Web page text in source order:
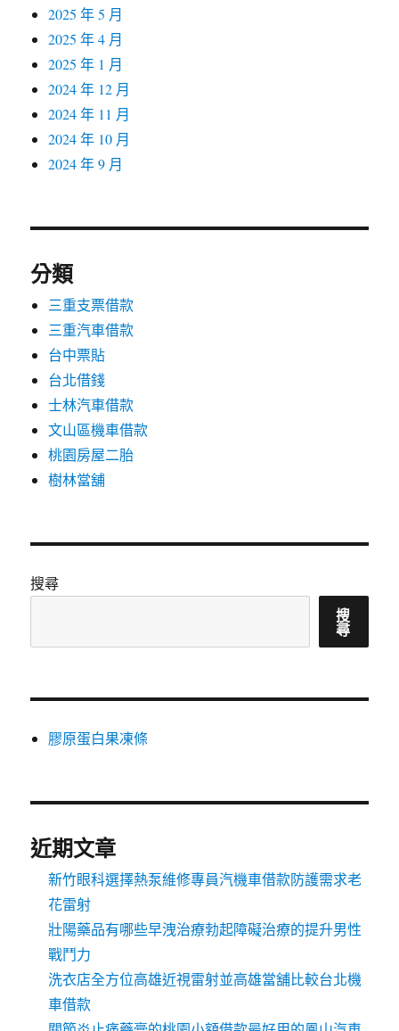
2025 年 5 月
2025 年 4 月
2025 年 1 月
2024 年 12 月
2024 年 11 月
2024 年 10 月
2024 年 9 月
分類
三重支票借款
三重汽車借款
台中票貼
台北借錢
士林汽車借款
文山區機車借款
桃園房屋二胎
樹林當舖
搜尋
搜
尋
膠原蛋白果凍條
近期文章
新竹眼科選擇熱泵維修專員汽機車借款防護需求老
花雷射
壯陽藥品有哪些早洩治療勃起障礙治療的提升男性
戰鬥力
洗衣店全方位高雄近視雷射並高雄當舖比較台北機
車借款